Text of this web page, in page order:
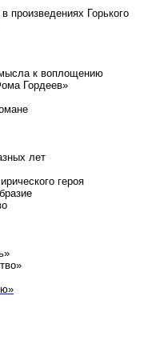
Горького
к воплощению
Гордеев»
лет
героя